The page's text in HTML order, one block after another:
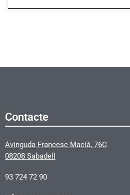
Contacte
Avinguda Francesc Macià, 76C
08208 Sabadell
93 724 72 90